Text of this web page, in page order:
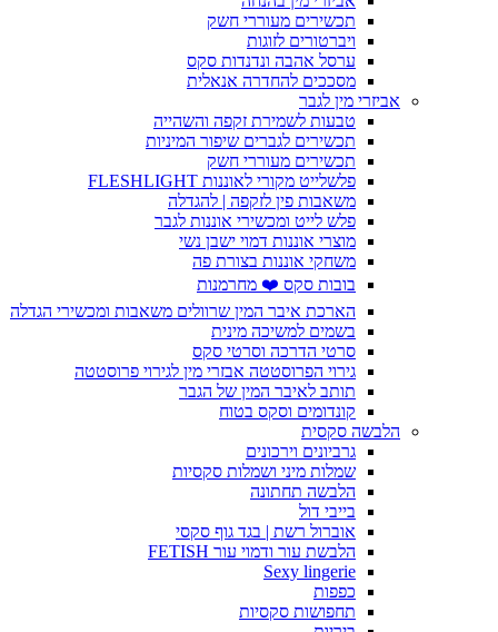
תכשירים מעוררי חשק
ויברטורים לזוגות
ערסל אהבה ונדנדות סקס
מסככים להחדרה אנאלית
אביזרי מין לגבר
טבעות לשמירת זקפה והשהייה
תכשירים לגברים שיפור המיניות
תכשירים מעוררי חשק
פלשלייט מקורי לאוננות FLESHLIGHT
משאבות פין לזקפה | להגדלה
פלש לייט ומכשירי אוננות לגבר
מוצרי אוננות דמוי ישבן נשי
משחקי אוננות בצורת פה
בובות סקס ❤️ מחרמנות
הארכת איבר המין שרוולים משאבות ומכשירי הגדלה
בשמים למשיכה מינית
סרטי הדרכה וסרטי סקס
גירוי הפרוסטטה אבזרי מין לגירוי פרוסטטה
תותב לאיבר המין של הגבר
קונדומים וסקס בטוח
הלבשה סקסית
גרביונים וירכונים
שמלות מיני ושמלות סקסיות
הלבשה תחתונה
בייבי דול
אוברול רשת | בגד גוף סקסי
הלבשת עור ודמוי עור FETISH
Sexy lingerie
כפפות
תחפושות סקסיות